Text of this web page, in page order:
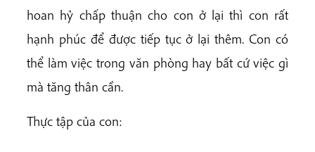
hoan hỷ chấp thuận cho con ở lại thì con rất
hạnh phúc để được tiếp tục ở lại thêm. Con có
thể làm việc trong văn phòng hay bất cứ việc gì
mà tăng thân cần.
Thực tập của con: